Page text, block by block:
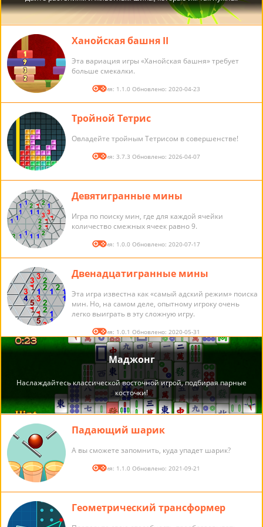
Ханойская башня II
Эта вариация игры «Ханойская башня» требует
больше смекалки.
Версия: 1.1.0 Обновлено: 2020-04-23
Тройной Тетрис
Овладейте тройным Тетрисом в совершенстве!
Версия: 3.7.3 Обновлено: 2026-04-07
Девятигранные мины
Игра по поиску мин, где для каждой ячейки
количество смежных ячеек равно 9.
Версия: 1.0.0 Обновлено: 2020-07-17
Двенадцатигранные мины
Эта игра известна как «самый адский режим» поиска
мин. Но, на самом деле, опытному игроку очень
легко выиграть в эту сложную игру.
Версия: 1.0.1 Обновлено: 2020-05-31
Падающий шарик
А вы сможете запомнить, куда упадет шарик?
Версия: 1.1.0 Обновлено: 2021-09-21
Геометрический трансформер